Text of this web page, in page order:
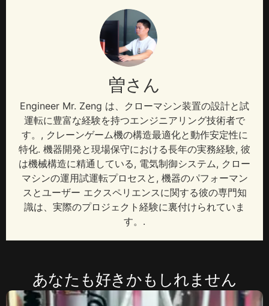
曽さん
Engineer Mr. Zeng は、クローマシン装置の設計と試
運転に豊富な経験を持つエンジニアリング技術者で
す。, クレーンゲーム機の構造最適化と動作安定性に
特化. 機器開発と現場保守における長年の実務経験, 彼
は機械構造に精通している, 電気制御システム, クロー
マシンの運用試運転プロセスと, 機器のパフォーマン
スとユーザー エクスペリエンスに関する彼の専門知
識は、実際のプロジェクト経験に裏付けられていま
す。.
あなたも好きかもしれません